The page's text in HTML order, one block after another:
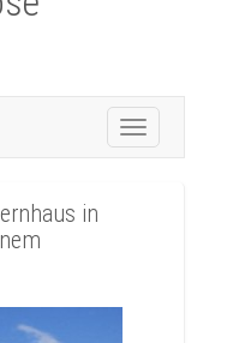
Toggle
navigation
in